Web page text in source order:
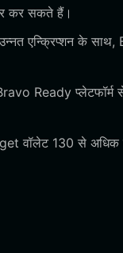
कर सकते हैं।
एन्क्रिप्शन के साथ,
Ready
वॉलेट 130 से अधिक